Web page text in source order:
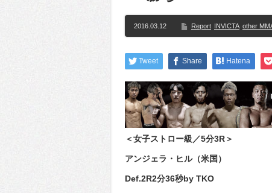
2016.03.12 Report INVICTA other
Tweet Share Hatena
＜女子ストロー級／5分3R＞
アンジェラ・ヒル（米国）
Def.2R2分36秒by TKO